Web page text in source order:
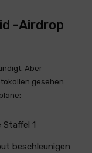
-Airdrop
Aber
gesehen
Staffel 1
beschleunigen